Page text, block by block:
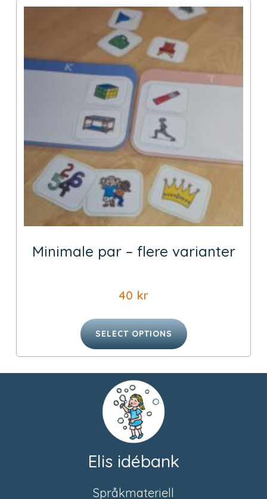
Minimale par – flere varianter
40 kr
SELECT OPTIONS
Elis idébank
Språkmateriell